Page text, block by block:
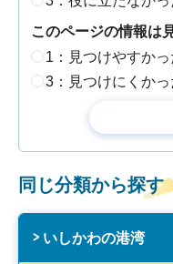
このページの情報は
1：見つけやすかっ
3：見つけにくかっ
同じ分類から探す
いしかわの港湾